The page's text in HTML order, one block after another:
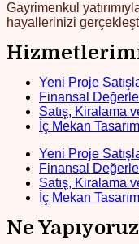
Gayrimenkul
hayallerinizi
Yeni Proje
Finansal
Satış, Kiralama
İç Mekan
Yeni Proje
Finansal
Satış, Kiralama
İç Mekan
Ne